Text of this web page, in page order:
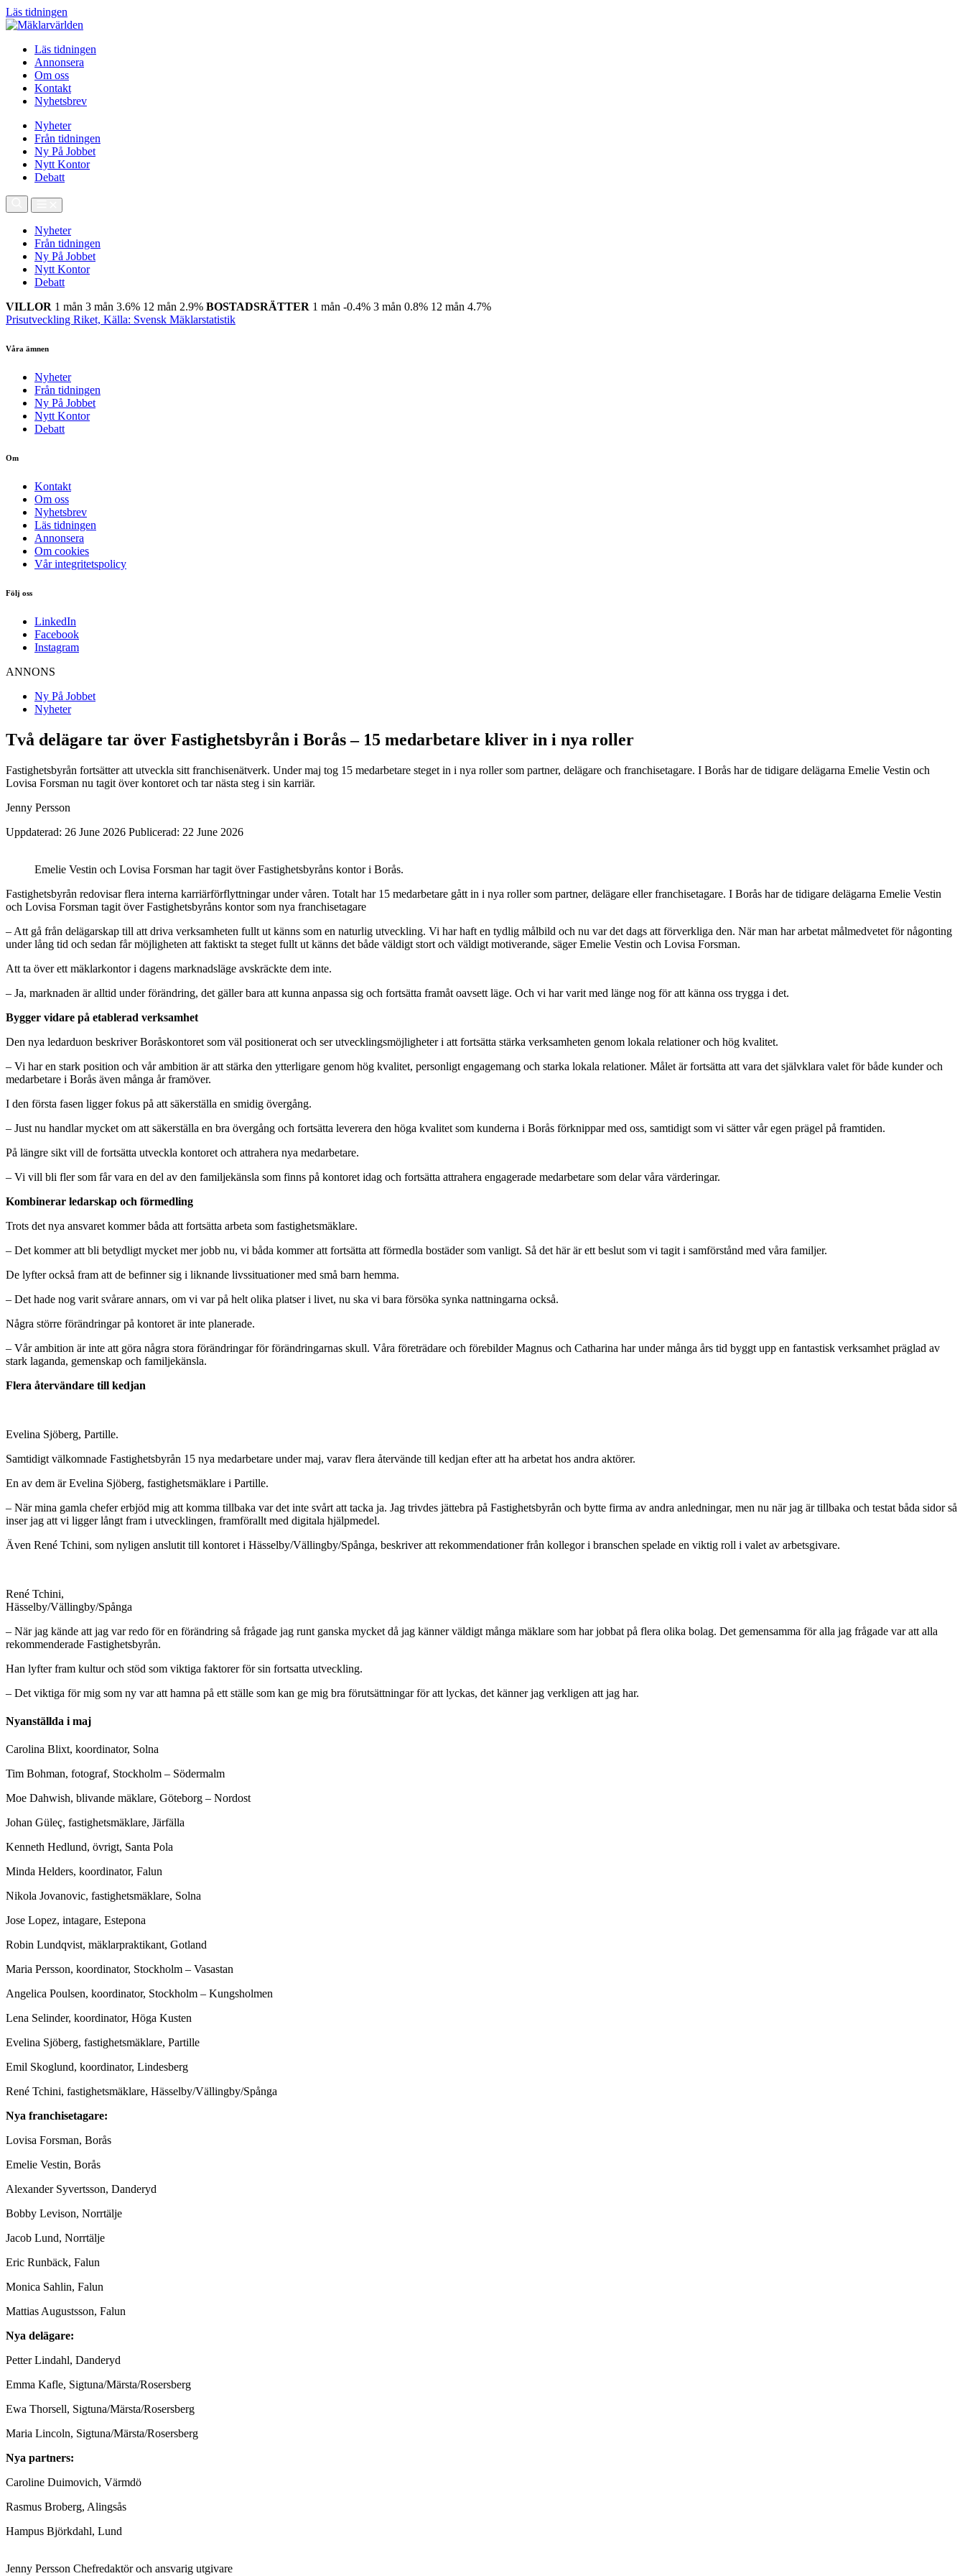
Läs tidningen
Läs tidningen
Annonsera
Om oss
Kontakt
Nyhetsbrev
Nyheter
Från tidningen
Ny På Jobbet
Nytt Kontor
Debatt
Nyheter
Från tidningen
Ny På Jobbet
Nytt Kontor
Debatt
VILLOR 1 mån 3 mån 3.6% 12 mån 2.9% BOSTADSRÄTTER 1 mån -0.4% 3 mån 0.8% 12 mån 4.7%
Prisutveckling Riket, Källa: Svensk Mäklarstatistik
Våra ämnen
Nyheter
Från tidningen
Ny På Jobbet
Nytt Kontor
Debatt
Om
Kontakt
Om oss
Nyhetsbrev
Läs tidningen
Annonsera
Om cookies
Vår integritetspolicy
Följ oss
LinkedIn
Facebook
Instagram
ANNONS
Ny På Jobbet
Nyheter
Två delägare tar över Fastighetsbyrån i Borås – 15 medarbetare kliver in i nya roller
Fastighetsbyrån fortsätter att utveckla sitt franchisenätverk. Under maj tog 15 medarbetare steget in i nya roller som partner, delägare och franchisetagare. I Borås har de tidigare delägarna Emelie Vestin och
Lovisa Forsman nu tagit över kontoret och tar nästa steg i sin karriär.
Jenny Persson
Uppdaterad: 26 June 2026 Publicerad: 22 June 2026
Emelie Vestin och Lovisa Forsman har tagit över Fastighetsbyråns kontor i Borås.
Fastighetsbyrån redovisar flera interna karriärförflyttningar under våren. Totalt har 15 medarbetare gått in i nya roller som partner, delägare eller franchisetagare. I Borås har de tidigare delägarna Emelie Vestin
och Lovisa Forsman tagit över Fastighetsbyråns kontor som nya franchisetagare
– Att gå från delägarskap till att driva verksamheten fullt ut känns som en naturlig utveckling. Vi har haft en tydlig målbild och nu var det dags att förverkliga den. När man har arbetat målmedvetet för någonting
under lång tid och sedan får möjligheten att faktiskt ta steget fullt ut känns det både väldigt stort och väldigt motiverande, säger Emelie Vestin och Lovisa Forsman.
Att ta över ett mäklarkontor i dagens marknadsläge avskräckte dem inte.
– Ja, marknaden är alltid under förändring, det gäller bara att kunna anpassa sig och fortsätta framåt oavsett läge. Och vi har varit med länge nog för att känna oss trygga i det.
Bygger vidare på etablerad verksamhet
Den nya ledarduon beskriver Boråskontoret som väl positionerat och ser utvecklingsmöjligheter i att fortsätta stärka verksamheten genom lokala relationer och hög kvalitet.
– Vi har en stark position och vår ambition är att stärka den ytterligare genom hög kvalitet, personligt engagemang och starka lokala relationer. Målet är fortsätta att vara det självklara valet för både kunder och
medarbetare i Borås även många år framöver.
I den första fasen ligger fokus på att säkerställa en smidig övergång.
– Just nu handlar mycket om att säkerställa en bra övergång och fortsätta leverera den höga kvalitet som kunderna i Borås förknippar med oss, samtidigt som vi sätter vår egen prägel på framtiden.
På längre sikt vill de fortsätta utveckla kontoret och attrahera nya medarbetare.
– Vi vill bli fler som får vara en del av den familjekänsla som finns på kontoret idag och fortsätta attrahera engagerade medarbetare som delar våra värderingar.
Kombinerar ledarskap och förmedling
Trots det nya ansvaret kommer båda att fortsätta arbeta som fastighetsmäklare.
– Det kommer att bli betydligt mycket mer jobb nu, vi båda kommer att fortsätta att förmedla bostäder som vanligt. Så det här är ett beslut som vi tagit i samförstånd med våra familjer.
De lyfter också fram att de befinner sig i liknande livssituationer med små barn hemma.
– Det hade nog varit svårare annars, om vi var på helt olika platser i livet, nu ska vi bara försöka synka nattningarna också.
Några större förändringar på kontoret är inte planerade.
– Vår ambition är inte att göra några stora förändringar för förändringarnas skull. Våra företrädare och förebilder Magnus och Catharina har under många års tid byggt upp en fantastisk verksamhet präglad av
stark laganda, gemenskap och familjekänsla.
Flera återvändare till kedjan
Evelina Sjöberg, Partille.
Samtidigt välkomnade Fastighetsbyrån 15 nya medarbetare under maj, varav flera återvände till kedjan efter att ha arbetat hos andra aktörer.
En av dem är Evelina Sjöberg, fastighetsmäklare i Partille.
– När mina gamla chefer erbjöd mig att komma tillbaka var det inte svårt att tacka ja. Jag trivdes jättebra på Fastighetsbyrån och bytte firma av andra anledningar, men nu när jag är tillbaka och testat båda sidor så
inser jag att vi ligger långt fram i utvecklingen, framförallt med digitala hjälpmedel.
Även René Tchini, som nyligen anslutit till kontoret i Hässelby/Vällingby/Spånga, beskriver att rekommendationer från kollegor i branschen spelade en viktig roll i valet av arbetsgivare.
René Tchini,
Hässelby/Vällingby/Spånga
– När jag kände att jag var redo för en förändring så frågade jag runt ganska mycket då jag känner väldigt många mäklare som har jobbat på flera olika bolag. Det gemensamma för alla jag frågade var att alla
rekommenderade Fastighetsbyrån.
Han lyfter fram kultur och stöd som viktiga faktorer för sin fortsatta utveckling.
– Det viktiga för mig som ny var att hamna på ett ställe som kan ge mig bra förutsättningar för att lyckas, det känner jag verkligen att jag har.
Nyanställda i maj
Carolina Blixt, koordinator, Solna
Tim Bohman, fotograf, Stockholm – Södermalm
Moe Dahwish, blivande mäklare, Göteborg – Nordost
Johan Güleç, fastighetsmäklare, Järfälla
Kenneth Hedlund, övrigt, Santa Pola
Minda Helders, koordinator, Falun
Nikola Jovanovic, fastighetsmäklare, Solna
Jose Lopez, intagare, Estepona
Robin Lundqvist, mäklarpraktikant, Gotland
Maria Persson, koordinator, Stockholm – Vasastan
Angelica Poulsen, koordinator, Stockholm – Kungsholmen
Lena Selinder, koordinator, Höga Kusten
Evelina Sjöberg, fastighetsmäklare, Partille
Emil Skoglund, koordinator, Lindesberg
René Tchini, fastighetsmäklare, Hässelby/Vällingby/Spånga
Nya franchisetagare:
Lovisa Forsman, Borås
Emelie Vestin, Borås
Alexander Syvertsson, Danderyd
Bobby Levison, Norrtälje
Jacob Lund, Norrtälje
Eric Runbäck, Falun
Monica Sahlin, Falun
Mattias Augustsson, Falun
Nya delägare:
Petter Lindahl, Danderyd
Emma Kafle, Sigtuna/Märsta/Rosersberg
Ewa Thorsell, Sigtuna/Märsta/Rosersberg
Maria Lincoln, Sigtuna/Märsta/Rosersberg
Nya partners:
Caroline Duimovich, Värmdö
Rasmus Broberg, Alingsås
Hampus Björkdahl, Lund
Jenny Persson Chefredaktör och ansvarig utgivare